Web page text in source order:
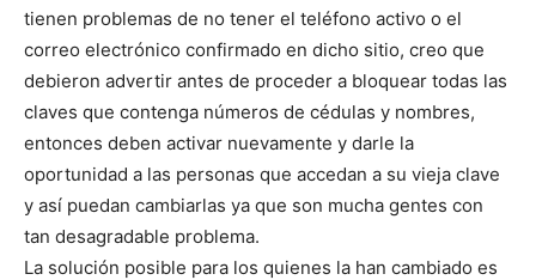
tienen problemas de no tener el teléfono activo o el
correo electrónico confirmado en dicho sitio, creo que
debieron advertir antes de proceder a bloquear todas las
claves que contenga números de cédulas y nombres,
entonces deben activar nuevamente y darle la
oportunidad a las personas que accedan a su vieja clave
y así puedan cambiarlas ya que son mucha gentes con
tan desagradable problema.
La solución posible para los quienes la han cambiado es